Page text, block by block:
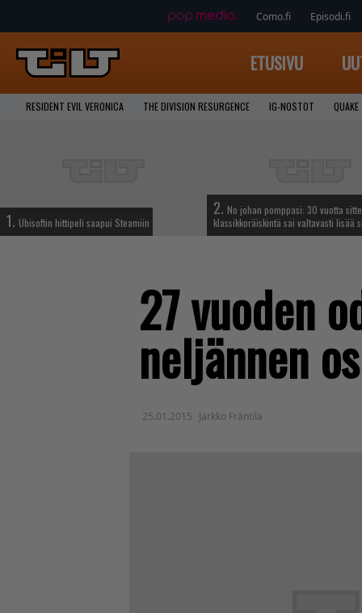
Como.fi Episodi.fi
ETUSIVU
RESIDENT EVIL VERONICA THE DIVISION RESURGENCE IG-NOSTOT QUAKE
1. Ubisoftin hittipeli saapui Steamiin
2. No johan pomppasi: 30 vuotta
klassikkoräiskintä sai valtavasti lisää
27 vuoden
neljännen
25.01.2015 Jarkko Fräntilä